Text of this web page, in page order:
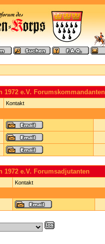
1972 e.V. Forumskommandanten
Kontakt
1972 e.V. Forumsadjutanten
Kontakt